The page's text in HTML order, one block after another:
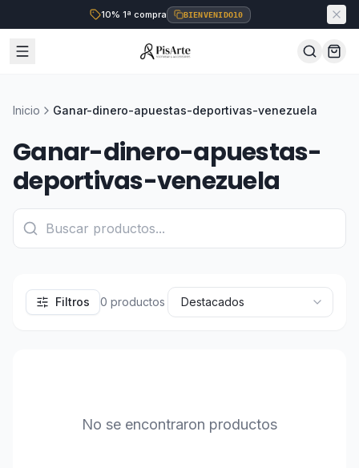
10% 1ª compra BIENVENIDO10
Inicio Ganar-dinero-apuestas-deportivas-venezuela
Ganar-dinero-apuestas-
deportivas-venezuela
Filtros 0 productos
No se encontraron productos